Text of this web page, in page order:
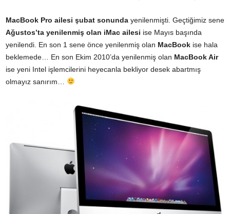
MacBook Pro ailesi şubat sonunda yenilenmişti. Geçtiğimiz sene
Ağustos’ta yenilenmiş olan iMac ailesi ise Mayıs başında
yenilendi. En son 1 sene önce yenilenmiş olan MacBook ise hala
beklemede… En son Ekim 2010’da yenilenmiş olan MacBook Air
ise yeni Intel işlemcilerini heyecanla bekliyor desek abartmış
olmayız sanırım…